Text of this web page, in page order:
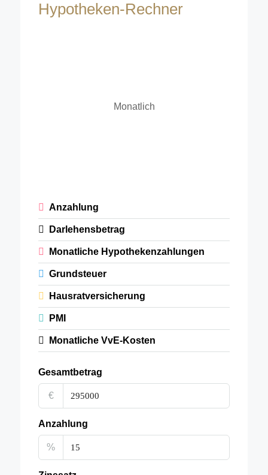
Hypotheken-Rechner
Monatlich
Anzahlung
Darlehensbetrag
Monatliche Hypothekenzahlungen
Grundsteuer
Hausratversicherung
PMI
Monatliche VvE-Kosten
Gesamtbetrag
€
Anzahlung
%